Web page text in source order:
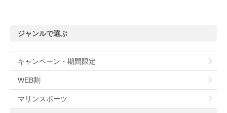
ジャンルで選ぶ
キャンペーン・期間限定
WEB割
マリンスポーツ